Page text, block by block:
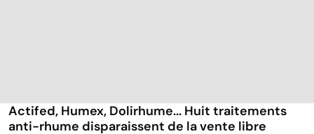
Actifed, Humex, Dolirhume... Huit traitements
anti-rhume disparaissent de la vente libre